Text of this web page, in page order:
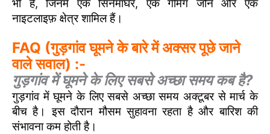
भी हैं, जिनमें एक सिनेमाघर, एक गेमिंग जोन और एक
नाइटलाइफ़ क्षेत्र शामिल हैं।
FAQ (गुड़गांव घूमने के बारे में अक्सर पूछे जाने
वाले सवाल) :-
गुड़गांव में घूमने के लिए सबसे अच्छा समय कब है?
गुड़गांव में घूमने के लिए सबसे अच्छा समय अक्टूबर से मार्च के
बीच है। इस दौरान मौसम सुहावना रहता है और बारिश की
संभावना कम होती है।